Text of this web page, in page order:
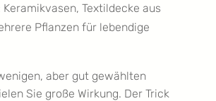
Textildecke aus
Pflanzen für lebendige
aber gut gewählten
Sie große Wirkung. Der Trick